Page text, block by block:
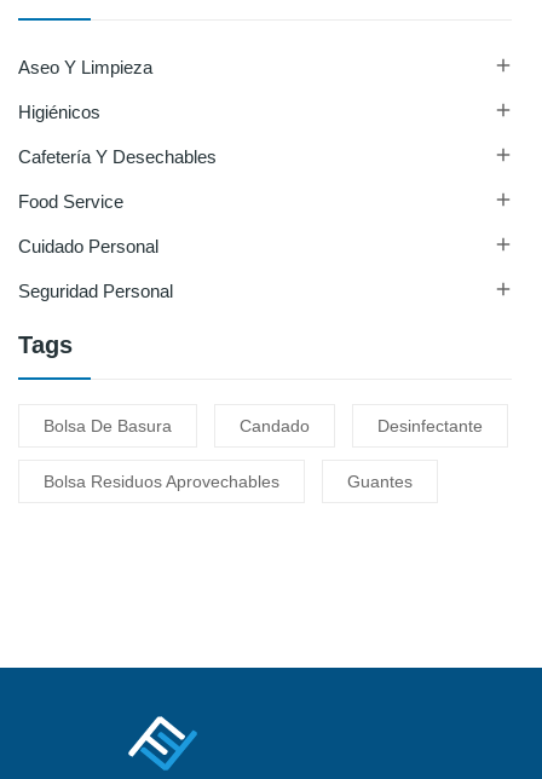
Aseo Y Limpieza 
Higiénicos 
Cafetería Y Desechables 
Food Service 
Cuidado Personal 
Seguridad Personal 
Tags
Bolsa De Basura Candado Desinfectante
Bolsa Residuos Aprovechables Guantes